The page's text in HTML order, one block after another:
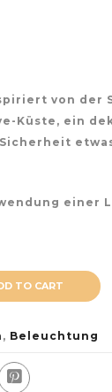
von der
Küste, ein
einer
TO CART
, Beleuchtung